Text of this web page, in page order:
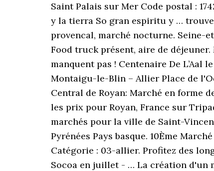
Saint Palais sur Mer Code postal :
y la tierra So gran espiritu y …
provencal, marché nocturne. Seine-
Food truck présent, aire de
manquent pas ! Centenaire De
Montaigu-le-Blin – Allier Place de
Central de Royan: Marché en forme
les prix pour Royan, France sur
marchés pour la ville de Saint-
Pyrénées Pays basque. 10Ème
Catégorie : 03-allier. Profitez des
Socoa en juillet - … La création d'un